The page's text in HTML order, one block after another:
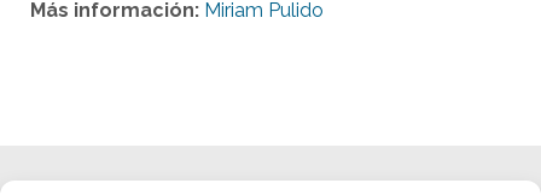
Más información: Miriam Pulido